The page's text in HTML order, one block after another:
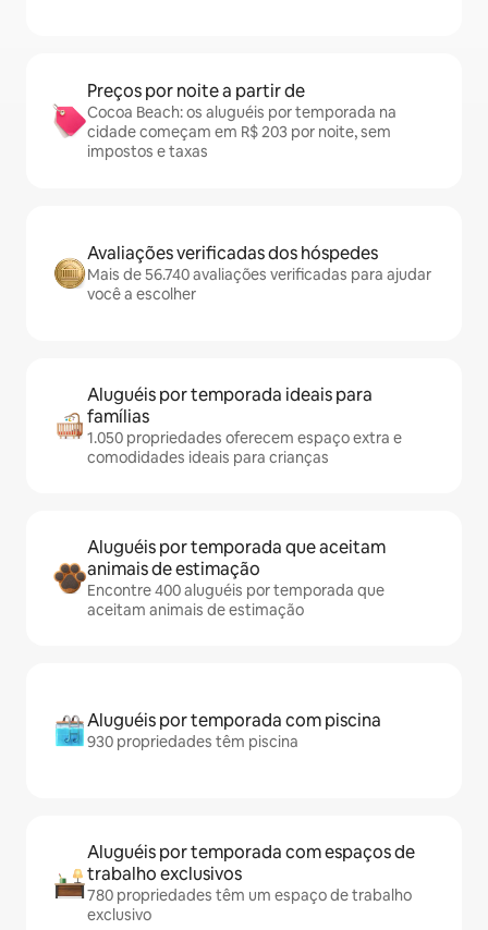
Preços por noite a partir de
Cocoa Beach: os aluguéis por temporada na
cidade começam em R$ 203 por noite, sem
impostos e taxas
Avaliações verificadas dos hóspedes
Mais de 56.740 avaliações verificadas para ajudar
você a escolher
Aluguéis por temporada ideais para
famílias
1.050 propriedades oferecem espaço extra e
comodidades ideais para crianças
Aluguéis por temporada que aceitam
animais de estimação
Encontre 400 aluguéis por temporada que
aceitam animais de estimação
Aluguéis por temporada com piscina
930 propriedades têm piscina
Aluguéis por temporada com espaços de
trabalho exclusivos
780 propriedades têm um espaço de trabalho
exclusivo